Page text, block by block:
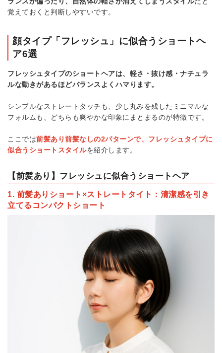
覚えておくと判断しやすいです。
顔タイプ「フレッシュ」に似合うショートヘ
ア6選
フレッシュタイプのショートヘアは、軽さ・抜け感・ナチュラ
ルな動きがあるほどバランスよくハマります。
シンプルなストレートタッチも、少し丸みを残したミニマルな
フォルムも、どちらも爽やかな印象にまとまるのが特徴です。
ここでは前髪あり前髪なしの2パターンで、フレッシュタイプに
似合うショートスタイルを紹介します。
【前髪あり】フレッシュに似合うショートヘア
1. 前髪ありショート×ストレートタイト：清潔感を引き
立てるコンパクトショート